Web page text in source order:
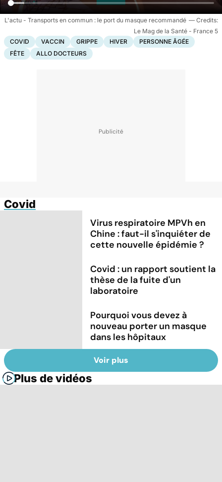
L'actu - Transports en commun : le port du masque recommandé
Le Mag de la Santé - France 5
COVID
VACCIN GRIPPE HIVER
PERSONNE ÂGÉE
FÊTE
ALLO DOCTEURS
Covid
Virus respiratoire MPVh en
Chine : faut-il s'inquiéter de
cette nouvelle épidémie ?
Covid : un rapport soutient la
thèse de la fuite d'un
laboratoire
Pourquoi vous devez à
nouveau porter un masque
dans les hôpitaux
Voir plus
Plus de vidéos